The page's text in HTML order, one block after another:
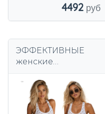
4492
ЭФФЕКТИВНЫЕ
женские
боксеры S/M с
ДЫРКИМИ 10201